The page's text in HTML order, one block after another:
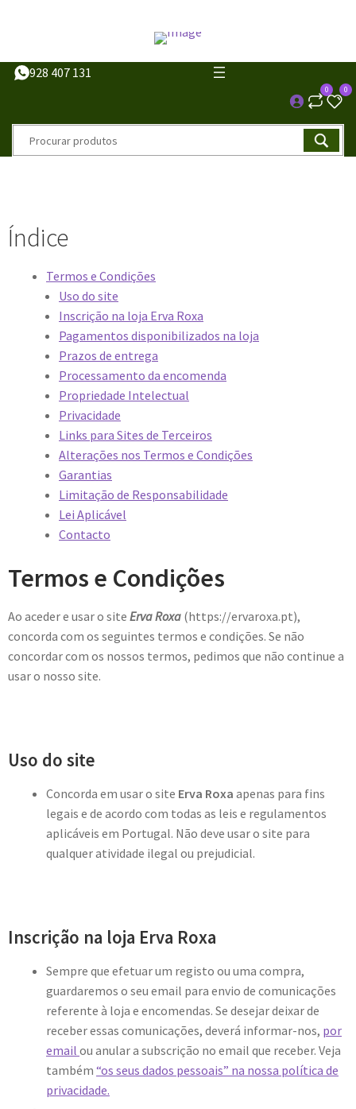
928 407 131
0 0
Índice
Termos e Condições
Uso do site
Inscrição na loja Erva Roxa
Pagamentos disponibilizados na loja
Prazos de entrega
Processamento da encomenda
Propriedade Intelectual
Privacidade
Links para Sites de Terceiros
Alterações nos Termos e Condições
Garantias
Limitação de Responsabilidade
Lei Aplicável
Contacto
Termos e Condições
Ao aceder e usar o site Erva Roxa (https://ervaroxa.pt),
concorda com os seguintes termos e condições. Se não
concordar com os nossos termos, pedimos que não continue a
usar o nosso site.
Uso do site
Concorda em usar o site Erva Roxa apenas para fins
legais e de acordo com todas as leis e regulamentos
aplicáveis em Portugal. Não deve usar o site para
qualquer atividade ilegal ou prejudicial.
Inscrição na loja Erva Roxa
Sempre que efetuar um registo ou uma compra,
guardaremos o seu email para envio de comunicações
referente à loja e encomendas. Se desejar deixar de
receber essas comunicações, deverá informar-nos, por
email ou anular a subscrição no email que receber. Veja
também “os seus dados pessoais” na nossa política de
privacidade.